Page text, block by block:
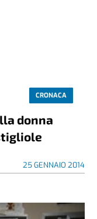
CRONACA
donna
25 GENNAIO 2014